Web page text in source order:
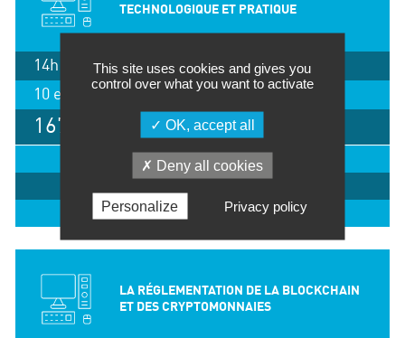
TECHNOLOGIQUE ET PRATIQUE
14h / 2 jours
10 et 11 mars 2026, Villeurbanne
1675 €
IMPRIMER
EN SAVOIR +
LA RÉGLEMENTATION DE LA BLOCKCHAIN
ET DES CRYPTOMONNAIES
This site uses cookies and gives you
control over what you want to activate
OK, accept all
Deny all cookies
Personalize Privacy policy